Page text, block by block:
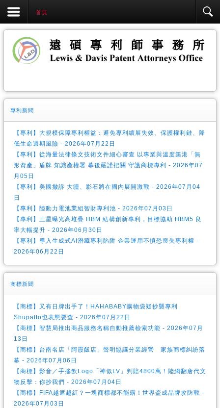
首頁
專利新聞
【專利】大規模保障專利權益：避免專利續展失效、保護權利鏈、降
低生命週期風險 - 2026年07月22日
【專利】從海量法律條文技術文件細心審查 以專業與溫度築港「無
形資產」盾牌 知識產權署 幕後嚴謹把關 守護商標專利 - 2026年07
月05日
【專利】美國撤訴 大疆、影石將在國內展開激戰 - 2026年07月04
日
【專利】陸動力電池業組智財專利池 - 2026年07月03日
【專利】三星曝光高堆疊 HBM 結構創新專利，目標協助 HBM5 良
率大幅提升 - 2026年06月30日
【專利】導入生成式AI潛藏專利陷阱 企業運用不慎恐喪失專利權 -
2026年06月22日
商標新聞
【商標】又有日牌出手了！HAHABABY購物袋疑抄襲專利
Shupatto也表態要查 - 2026年07月22日
【商標】智慧局推出商品服務名稱自動推薦檢索功能 - 2026年07月
13日
【商標】台南名店「阿霞飯店」聲明協議分業經營 家族商標糾紛落
幕 - 2026年07月06日
【商標】影音／手搖飲Logo「神似LV」判賠4800萬！陸網翻唐代文
物反擊：你抄我們 - 2026年07月04日
【商標】FIFA越遮越紅？一塊商標都不能露！世界盃成品牌攻防戰 -
2026年07月03日